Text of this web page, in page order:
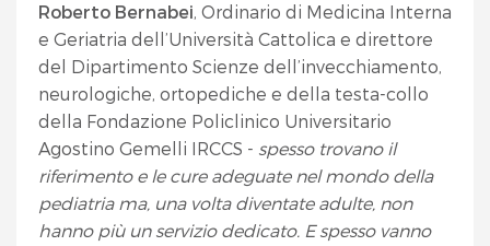
Roberto Bernabei, Ordinario di Medicina Interna
e Geriatria dell’Università Cattolica e direttore
del Dipartimento Scienze dell’invecchiamento,
neurologiche, ortopediche e della testa-collo
della Fondazione Policlinico Universitario
Agostino Gemelli IRCCS - spesso trovano il
riferimento e le cure adeguate nel mondo della
pediatria ma, una volta diventate adulte, non
hanno più un servizio dedicato. E spesso vanno